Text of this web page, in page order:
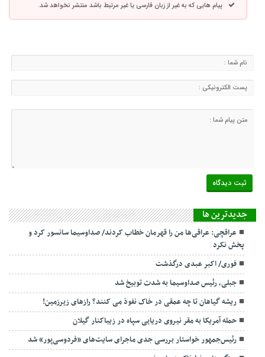
پیام هایی که به غیر از زبان فارسی یا غیر مرتبط باشد منتشر نخواهد شد.
جديدترين ها
عراقچی: عراقی‌ها من را قهرمان خطاب کردند/ صداوسیما سانسور کرد و
پخش نکرد
فوری/ اکبر عبدی درگذشت
جبلی، رئیس صداوسیما به شدت توبیخ شد
ریشه گیاهان تا چه عمقی در خاک نفوذ می کنند؟ رازهای زیرزمین!
حمله آمریکا به مقر نیروی دریایی سپاه در زیباکنار گیلان
رئیس‌جمهور خواستار بررسی جدی ماجرای سایت‌های «فردوسی‌پور» شد